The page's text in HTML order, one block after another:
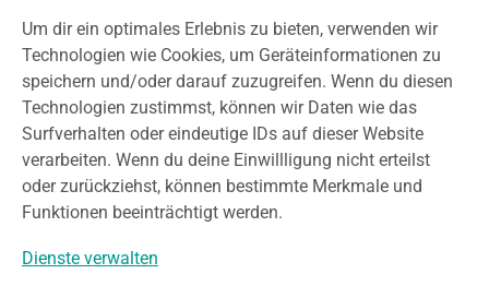
Um dir ein optimales Erlebnis zu bieten, verwenden wir
Technologien wie Cookies, um Geräteinformationen zu
speichern und/oder darauf zuzugreifen. Wenn du diesen
Technologien zustimmst, können wir Daten wie das
Surfverhalten oder eindeutige IDs auf dieser Website
verarbeiten. Wenn du deine Einwillligung nicht erteilst
oder zurückziehst, können bestimmte Merkmale und
Funktionen beeinträchtigt werden.
Dienste verwalten
SAECHSISCHES-BURGENLAND.DE
MITTELSAECHSISCHES-THEATER.DE
Kontakt
An der Talsperre 1
Tel.: 034327 / 93153